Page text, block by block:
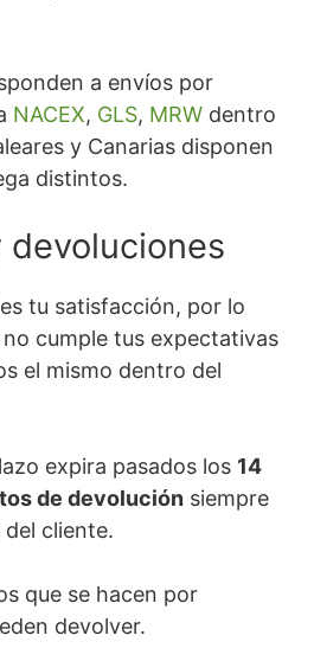
a envíos por
NACEX, GLS, MRW dentro
y Canarias disponen
distintos.
devoluciones
tu satisfacción, por lo
cumple tus expectativas
el mismo dentro del
expira pasados los 14
de devolución siempre
cliente.
que se hacen por
devolver.